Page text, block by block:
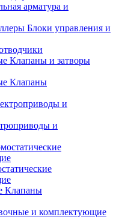
арматура и
Блоки управления и
Клапаны и затворы
Клапаны
и
Клапаны